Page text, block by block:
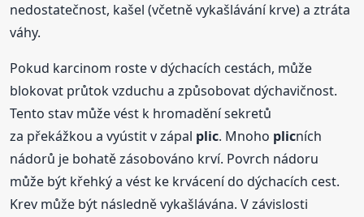
nedostatečnost, kašel (včetně vykašlávání krve) a ztráta
váhy.
Pokud karcinom roste v dýchacích cestách, může
blokovat průtok vzduchu a způsobovat dýchavičnost.
Tento stav může vést k hromadění sekretů
za překážkou a vyústit v zápal plic. Mnoho plicních
nádorů je bohatě zásobováno krví. Povrch nádoru
může být křehký a vést ke krvácení do dýchacích cest.
Krev může být následně vykašlávána. V závislosti